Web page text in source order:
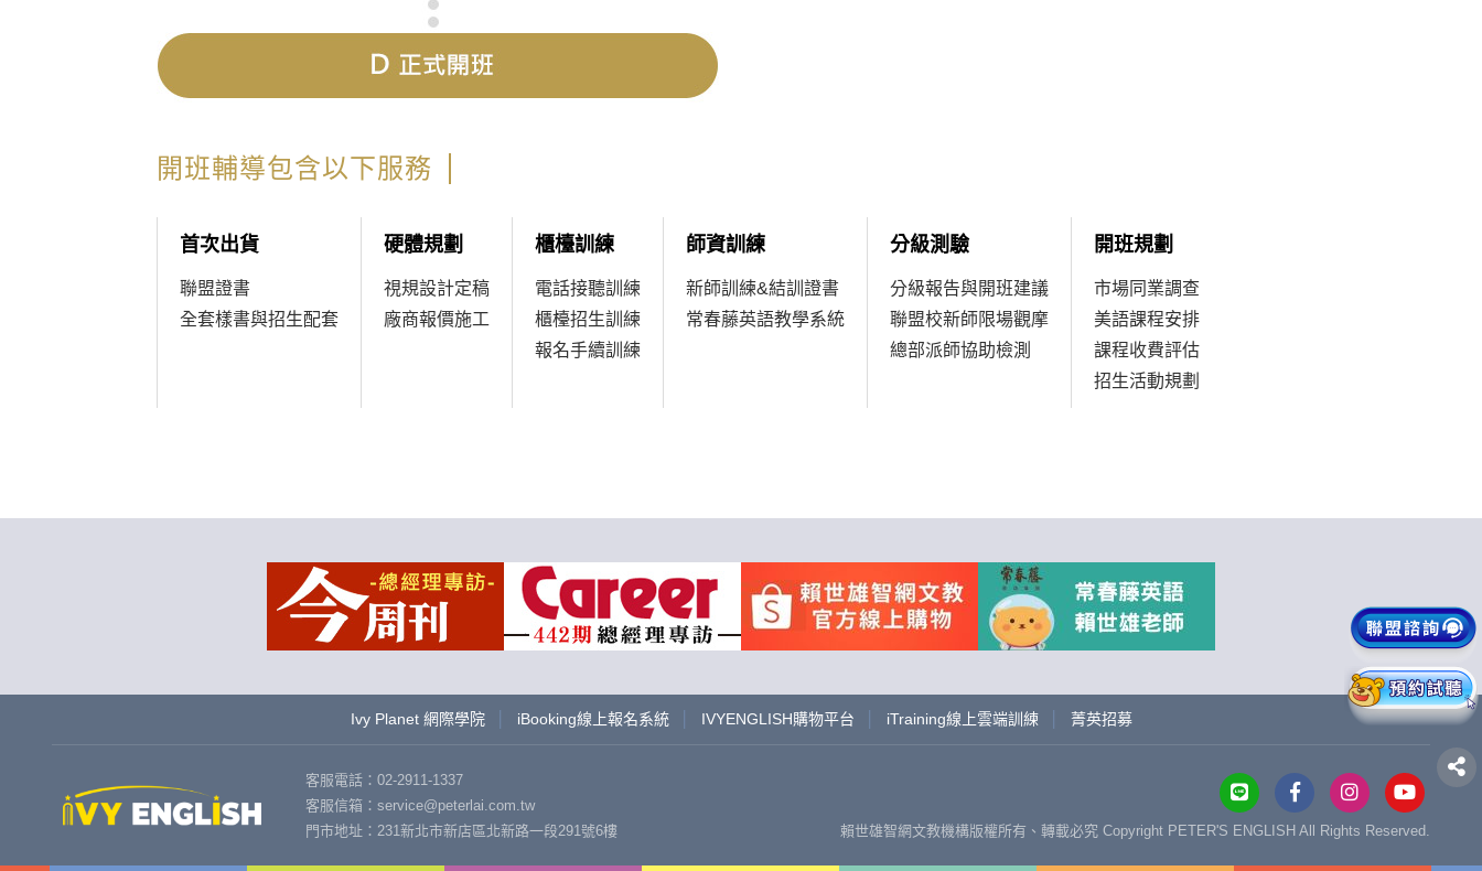
開班輔導包含以下服務
首次出貨
聯盟證書
全套樣書與招生配套
硬體規劃
視規設計定稿
廠商報價施工
櫃檯訓練
電話接聽訓練
櫃檯招生訓練
報名手續訓練
師資訓練
新師訓練&結訓證書
常春藤英語教學系統
分級測驗
分級報告與開班建議
聯盟校新師限場觀摩
總部派師協助檢測
開班規劃
市場同業調查
美語課程安排
課程收費評估
招生活動規劃
Ivy Planet 網際學院 iBooking線上報名系統 IVYENGLISH購物平台 iTraining線上雲端訓練 菁英招募
客服電話：02-2911-1337
客服信箱：service@peterlai.com.tw
門市地址：231新北市新店區北新路一段291號6樓
賴世雄智網文教機構版權所有、轉載必究 Copyright PETER'S ENGLISH All Rights Reserved.